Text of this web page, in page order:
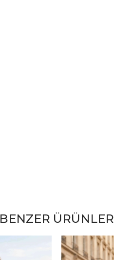
BENZER ÜRÜNLER